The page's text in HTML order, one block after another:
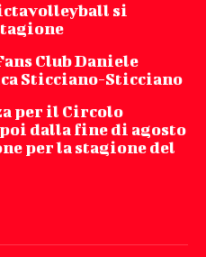
si
Club Daniele
Sticciano-Sticciano
per il Circolo
dalla fine di agosto
per la stagione del